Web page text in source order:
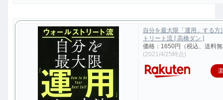
自分を最大限「運用」する方
トリート流 [ 高橋ダン ]
価格：1650円（税込、送料
(2021/4/25時点)